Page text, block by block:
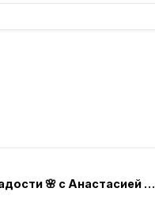
От тревоги к радости 🌸 с Анастасией Смоленской